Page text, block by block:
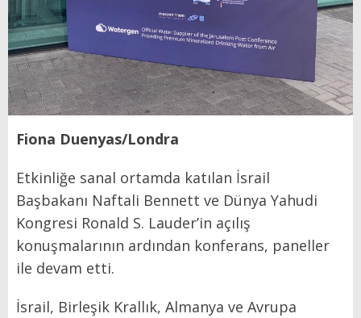
Fiona Duenyas/Londra
Etkinliğe sanal ortamda katılan İsrail
Başbakanı Naftali Bennett ve Dünya Yahudi
Kongresi Ronald S. Lauder’in açılış
konuşmalarının ardından konferans, paneller
ile devam etti.
İsrail, Birleşik Krallık, Almanya ve Avrupa